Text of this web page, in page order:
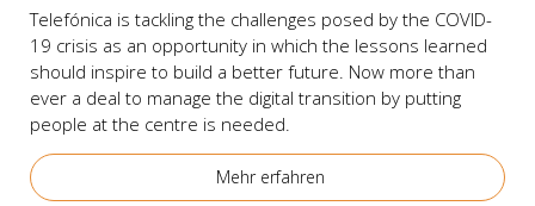
Tele­fó­ni­ca is tack­ling the chal­len­ges posed by the COVID-
19 cri­sis as an oppor­tu­ni­ty in which the les­sons lear­ned
should inspi­re to build a bet­ter future. Now more than
ever a deal to mana­ge the digi­tal tran­si­ti­on by put­ting
peop­le at the cent­re is nee­ded.
Mehr erfah­ren